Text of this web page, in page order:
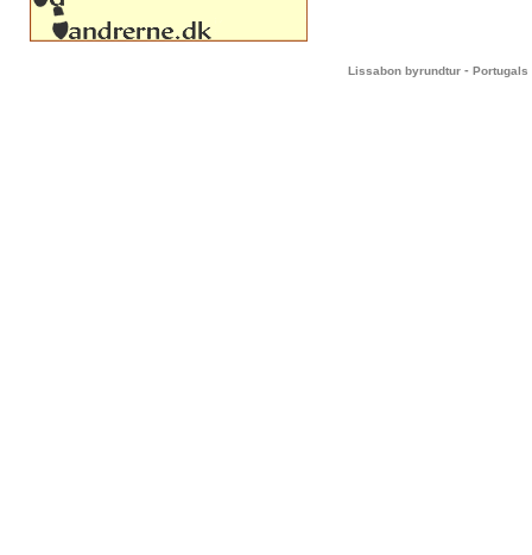
Lissabon byrundtur - Portugals